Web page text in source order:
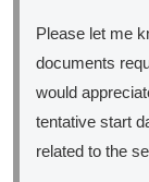
Please let me
documents
would
tentative start
related to the